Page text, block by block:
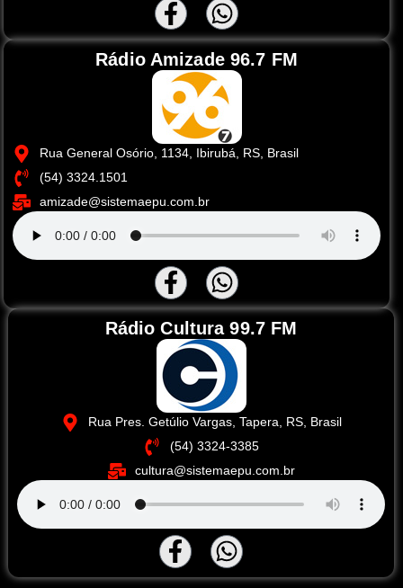
Rádio Amizade 96.7 FM
Rua General Osório, 1134, Ibirubá, RS, Brasil
(54) 3324.1501
amizade@sistemaepu.com.br
Rádio Cultura 99.7 FM
Rua Pres. Getúlio Vargas, Tapera, RS, Brasil
(54) 3324-3385
cultura@sistemaepu.com.br